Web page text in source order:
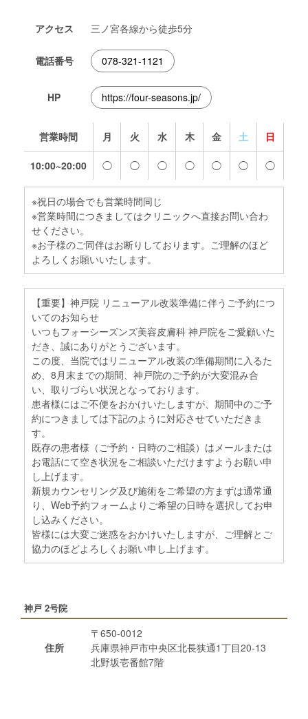
アクセス 三ノ宮各線から徒歩5分
電話番号 078-321-1121
HP https://four-seasons.jp/
営業時間 月 火 水 木 金 土 日
10:00~20:00 ◯ ◯ ◯ ◯ ◯ ◯ ◯
※祝日の場合でも営業時間同じ
※営業時間につきましてはクリニックへ直接お問い合わ
せください。
※お子様のご同伴はお断りしております。ご理解のほど
よろしくお願いいたします。
【重要】神戸院 リニューアル改装準備に伴うご予約につ
いてのお知らせ
いつもフォーシーズンズ美容皮膚科 神戸院をご愛顧いた
だき、誠にありがとうございます。
この度、当院ではリニューアル改装の準備期間に入るた
め、8月末までの期間、神戸院のご予約が大変混み合
い、取りづらい状況となっております。
患者様にはご不便をおかけいたしますが、期間中のご予
約につきましては下記のように対応させていただきま
す。
既存の患者様（ご予約・日時のご相談）はメールまたは
お電話にて空き状況をご相談いただけますようお願い申
し上げます。
新規カウンセリング及び施術をご希望の方まずは通常通
り、Web予約フォームよりご希望の日時を選択してお申
し込みください。
皆様には大変ご迷惑をおかけいたしますが、ご理解とご
協力のほどよろしくお願い申し上げます。
神戸 2号院
住所
〒650-0012
兵庫県神戸市中央区北長狭通1丁目20-13
北野坂壱番館7階